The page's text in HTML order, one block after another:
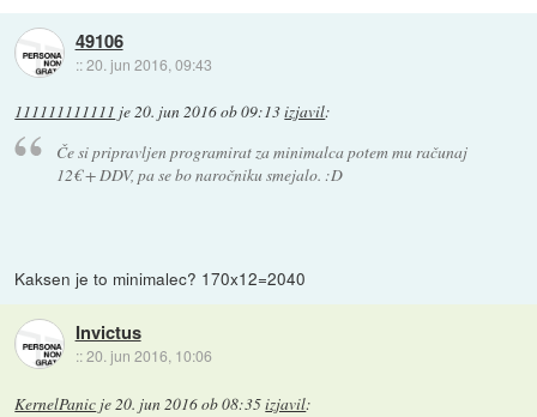
49106
::20. jun 2016, 09:43
111111111111 je20. jun 2016 ob 09:13izjavil:
Če si pripravljen programirat za minimalca potem mu računaj
12€ + DDV, pa se bo naročniku smejalo. :D
Kaksen je to minimalec? 170x12=2040
Invictus
::20. jun 2016, 10:06
KernelPanic je20. jun 2016 ob 08:35izjavil: